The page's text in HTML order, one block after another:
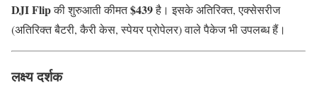
DJI Flipकी शुरुआती कीमत$439है। इसके अतिरिक्त, एक्सेसरीज
(अतिरिक्त बैटरी, कैरी केस, स्पेयर प्रोपेलर) वाले पैकेज भी उपलब्ध हैं।
लक्ष्य दर्शक